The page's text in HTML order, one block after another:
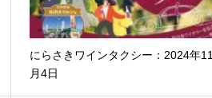
にらさきワインタクシー：2024年11
月4日